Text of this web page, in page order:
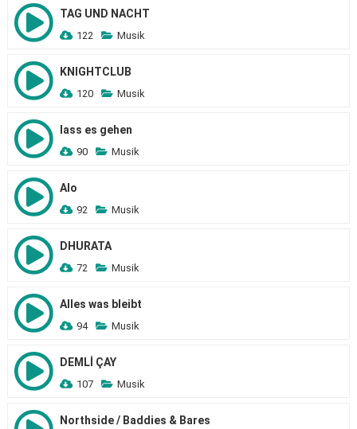
TAG UND NACHT
122 Musik
KNIGHTCLUB
120 Musik
lass es gehen
90 Musik
Alo
92 Musik
DHURATA
72 Musik
Alles was bleibt
94 Musik
DEMLİ ÇAY
107 Musik
Northside / Baddies & Bares